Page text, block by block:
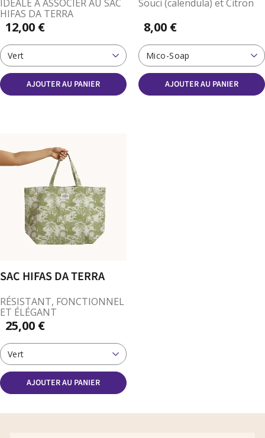
IDÉALE À ASSOCIER AU SAC
HIFAS DA TERRA
12,00 €
Vert
AJOUTER AU PANIER
Souci (calendula) et Citron
8,00 €
Mico-Soap
AJOUTER AU PANIER
SAC HIFAS DA TERRA
RÉSISTANT, FONCTIONNEL
ET ÉLÉGANT
25,00 €
Vert
AJOUTER AU PANIER